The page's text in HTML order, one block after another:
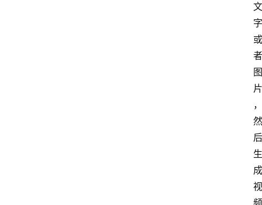
文
字
或
者
图
片
，
然
后
生
成
视
频